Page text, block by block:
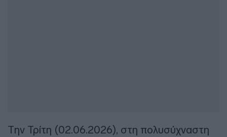
Την Τρίτη (02.06.2026), στη πολυσύχναστη